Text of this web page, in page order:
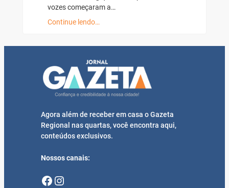
vozes começaram a…
Continue lendo…
Agora além de receber em casa o Gazeta
Regional nas quartas, você encontra aqui,
conteúdos exclusivos.
Nossos canais:
Facebook Instagram